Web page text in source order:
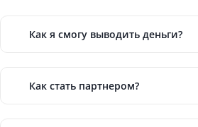
Как я смогу выводить деньги?
Как стать партнером?